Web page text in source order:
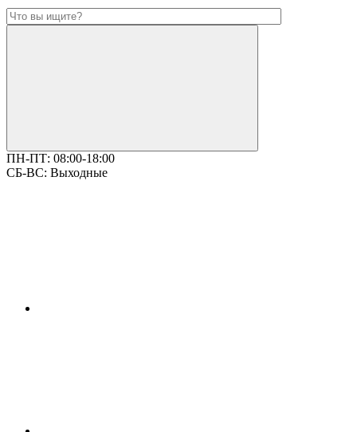
ПН-ПТ: 08:00-18:00
СБ-ВС: Выходные